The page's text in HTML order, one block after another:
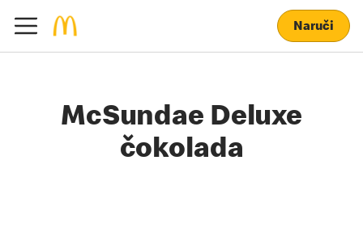
Naruči
McSundae Deluxe
čokolada